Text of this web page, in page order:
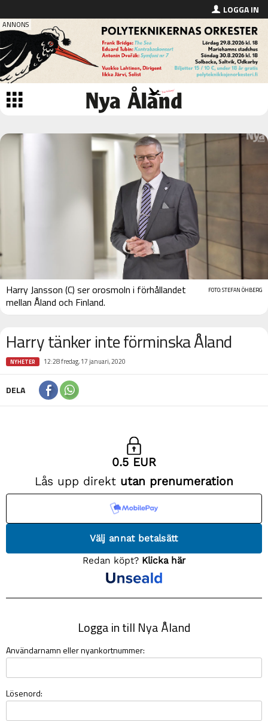
LOGGA IN
FOTO: STEFAN ÖHBERG
Harry Jansson (C) ser orosmoln i förhållandet
mellan Åland och Finland.
Harry tänker inte förminska Åland
NYHETER 12:28 fredag, 17 januari, 2020
DELA